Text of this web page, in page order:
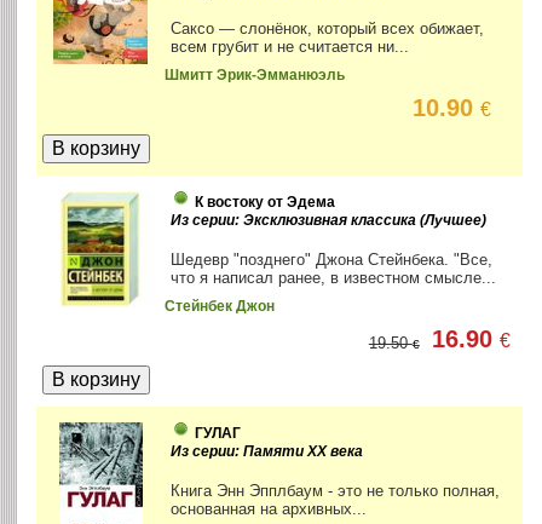
Саксо — слонёнок, который всех обижает,
всем грубит и не считается ни...
Шмитт Эрик-Эмманюэль
10.90€
К востоку от Эдема
Из серии: Эксклюзивная классика (Лучшее)
Шедевр "позднего" Джона Стейнбека. "Все,
что я написал ранее, в известном смысле...
Стейнбек Джон
19.50€ 16.90€
ГУЛАГ
Из серии: Памяти ХХ века
Книга Энн Эпплбаум - это не только полная,
основанная на архивных...